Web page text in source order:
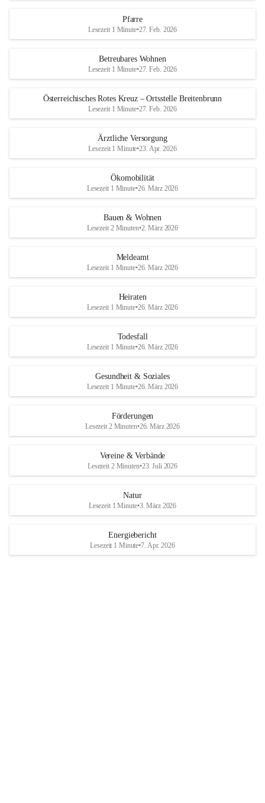
Pfarre
Lesezeit 1 Minute•27. Feb. 2026
Betreubares Wohnen
Lesezeit 1 Minute•27. Feb. 2026
Österreichisches Rotes Kreuz – Ortsstelle Breitenbrunn
Lesezeit 1 Minute•27. Feb. 2026
Ärztliche Versorgung
Lesezeit 1 Minute•23. Apr. 2026
Ökomobilität
Lesezeit 1 Minute•26. März 2026
Bauen & Wohnen
Lesezeit 2 Minuten•2. März 2026
Meldeamt
Lesezeit 1 Minute•26. März 2026
Heiraten
Lesezeit 1 Minute•26. März 2026
Todesfall
Lesezeit 1 Minute•26. März 2026
Gesundheit & Soziales
Lesezeit 1 Minute•26. März 2026
Förderungen
Lesezeit 2 Minuten•26. März 2026
Vereine & Verbände
Lesezeit 2 Minuten•23. Juli 2026
Natur
Lesezeit 1 Minute•3. März 2026
Energiebericht
Lesezeit 1 Minute•7. Apr. 2026